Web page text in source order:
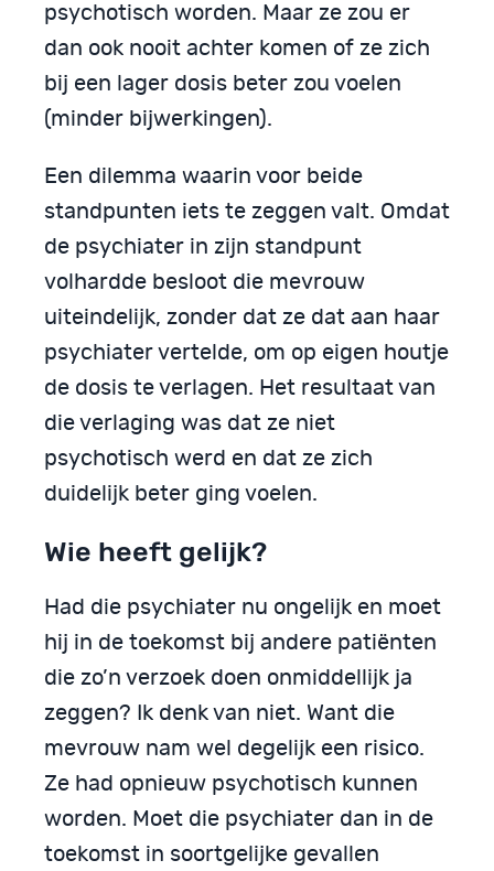
psychotisch worden. Maar ze zou er
dan ook nooit achter komen of ze zich
bij een lager dosis beter zou voelen
(minder bijwerkingen).
Een dilemma waarin voor beide
standpunten iets te zeggen valt. Omdat
de psychiater in zijn standpunt
volhardde besloot die mevrouw
uiteindelijk, zonder dat ze dat aan haar
psychiater vertelde, om op eigen houtje
de dosis te verlagen. Het resultaat van
die verlaging was dat ze niet
psychotisch werd en dat ze zich
duidelijk beter ging voelen.
Wie heeft gelijk?
Had die psychiater nu ongelijk en moet
hij in de toekomst bij andere patiënten
die zo’n verzoek doen onmiddellijk ja
zeggen? Ik denk van niet. Want die
mevrouw nam wel degelijk een risico.
Ze had opnieuw psychotisch kunnen
worden. Moet die psychiater dan in de
toekomst in soortgelijke gevallen